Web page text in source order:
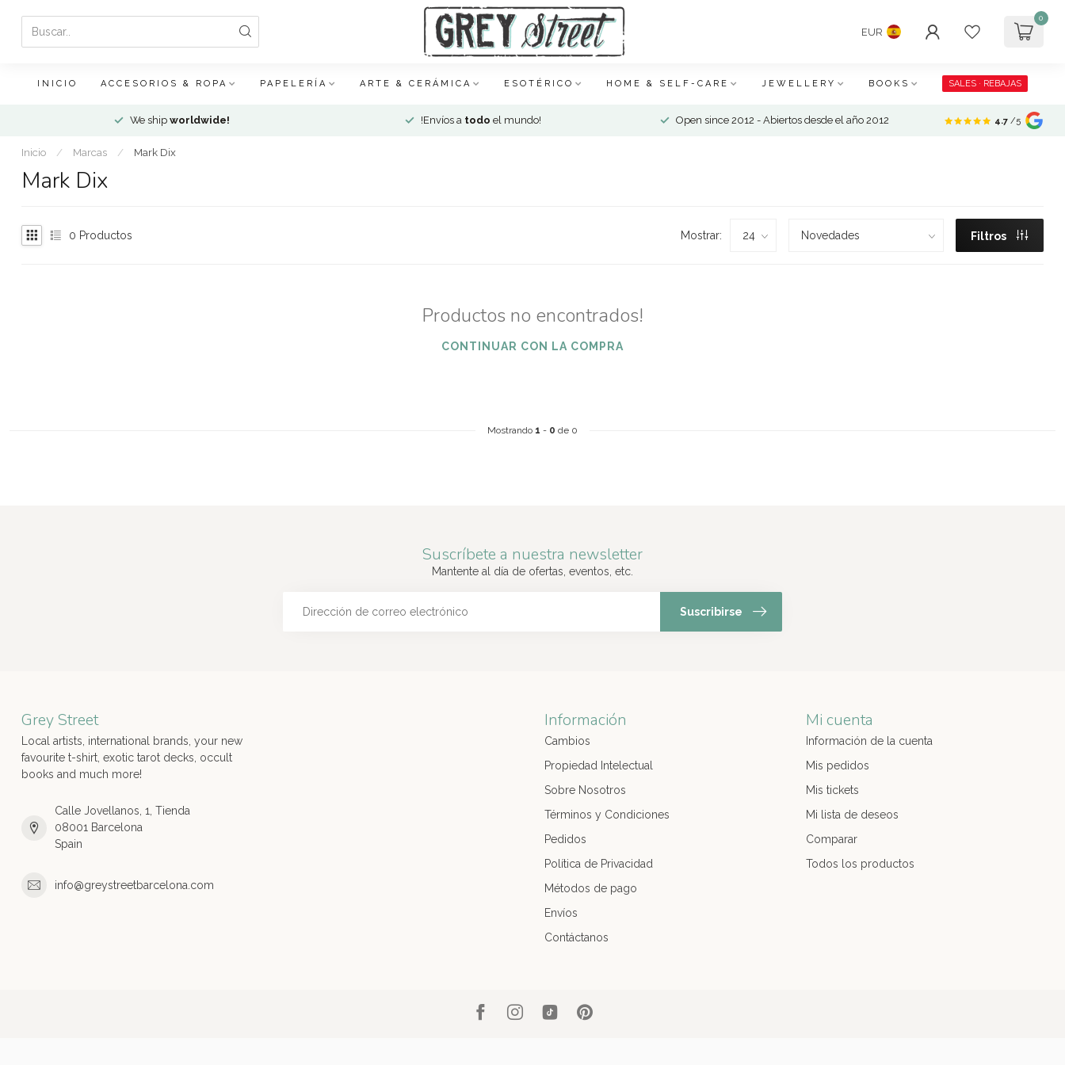
EUR
0
INICIO ACCESORIOS & ROPA PAPELERÍA ARTE & CERÁMICA ESOTÉRICO HOME & SELF-CARE JEWELLERY BOOKS SALES · REBAJAS
We ship worldwide! !Envíos a todo el mundo! Open since 2012 - Abiertos desde el año 2012 4.7 /5
Inicio / Marcas / Mark Dix
Mark Dix
0 Productos Mostrar: Filtros
Productos no encontrados!
CONTINUAR CON LA COMPRA
Mostrando 1 - 0 de 0
Suscríbete a nuestra newsletter
Mantente al día de ofertas, eventos, etc.
Suscribirse
Grey Street
Local artists, international brands, your new
favourite t-shirt, exotic tarot decks, occult
books and much more!
Calle Jovellanos, 1, Tienda
08001 Barcelona
Spain
info@greystreetbarcelona.com
Información
Cambios
Propiedad Intelectual
Sobre Nosotros
Términos y Condiciones
Pedidos
Política de Privacidad
Métodos de pago
Envíos
Contáctanos
Mi cuenta
Información de la cuenta
Mis pedidos
Mis tickets
Mi lista de deseos
Comparar
Todos los productos